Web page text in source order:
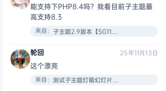
能支持下PHP8.4吗？我看目前子主题最
高支持8.3
来自： 子主题2.9版本【SG11插件安装教程】
轮回 25年11月13日
这个漂亮
来自： 测试子主题灯箱幻灯片效果